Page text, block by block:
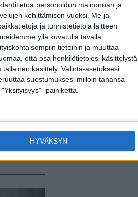
personoidun mainonnan ja
kehittämisen vuoksi. Me ja
ja tunnistetietoja laitteen
yllä kuvatulla tavalla
tietoihin ja muuttaa
että osa henkilötietojesi käsittelystä
käsittely. Valinta-asetuksesi
suostumuksesi milloin tahansa
-painiketta.
HYVÄKSYN
yllytti Saria
löytyi syöpä